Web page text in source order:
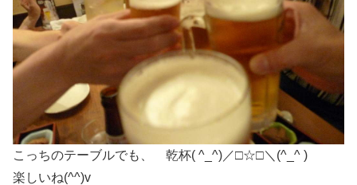
こっちのテーブルでも、 乾杯( ^_^)／□☆□＼(^_^ )
楽しいね(^^)v